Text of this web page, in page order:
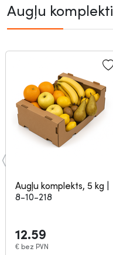
Augļu komplekti
Augļu komplekts, 5 kg
8-10-218
12.59
€ bez PVN